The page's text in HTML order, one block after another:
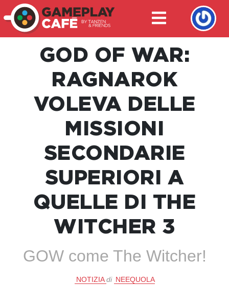
GOD OF WAR:
RAGNAROK
VOLEVA DELLE
MISSIONI
SECONDARIE
SUPERIORI A
QUELLE DI THE
WITCHER 3
GOW come The Witcher!
NOTIZIA di NEEQUOLA